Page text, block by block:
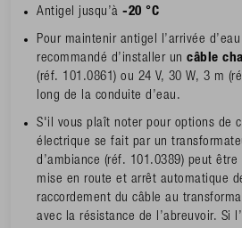
Antigel jusqu’à -20 °C
Pour maintenir antigel l’arrivée
recommandé d’installer un câble
(réf. 101.0861) ou 24 V, 30 W, 3 m
long de la conduite d’eau.
S'il vous plaît noter pour options de
électrique se fait par un
d’ambiance (réf. 101.0389) peut
mise en route et arrêt automatique
raccordement du câble au
avec la résistance de l’abreuvoir. Si